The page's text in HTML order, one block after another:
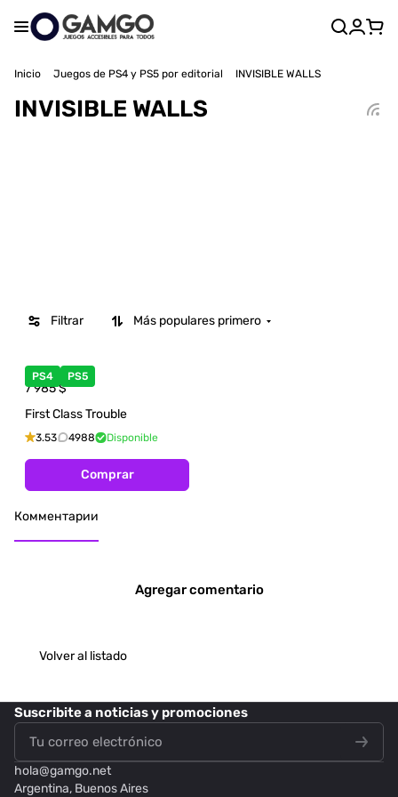
Inicio Juegos de PS4 y PS5 por editorial INVISIBLE WALLS
INVISIBLE WALLS
Filtrar Más populares primero
PS4 PS5
7 985$
First Class Trouble
3.53 4988 Disponible
Comprar
Комментарии
Agregar comentario
Volver al listado
Suscribitea noticias y promociones
hola@gamgo.net
Argentina, Buenos Aires